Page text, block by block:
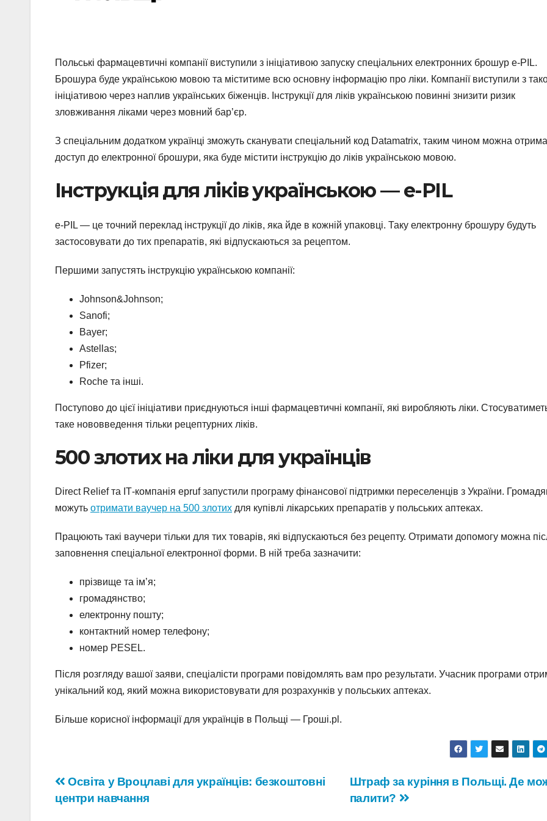
Польські фармацевтичні компанії виступили з ініціативою запуску спеціальних електронних брошур e-PIL.
Брошура буде українською мовою та міститиме всю основну інформацію про ліки. Компанії виступили з
ініціативою через наплив українських біженців. Інструкції для ліків українською повинні знизити ризик
зловживання ліками через мовний бар’єр.
З спеціальним додатком українці зможуть сканувати спеціальний код Datamatrix, таким чином можна
доступ до електронної брошури, яка буде містити інструкцію до ліків українською мовою.
Інструкція для ліків українською — e-PIL
e-PIL — це точний переклад інструкції до ліків, яка йде в кожній упаковці. Таку електронну брошуру будуть
застосовувати до тих препаратів, які відпускаються за рецептом.
Першими запустять інструкцію українською компанії:
Johnson&Johnson;
Sanofi;
Bayer;
Astellas;
Pfizer;
Roche та інші.
Поступово до цієї ініціативи приєднуються інші фармацевтичні компанії, які виробляють ліки.
таке нововведення тільки рецептурних ліків.
500 злотих на ліки для українців
Direct Relief та ІТ-компанія epruf запустили програму фінансової підтримки переселенців з України.
можуть отримати ваучер на 500 злотих для купівлі лікарських препаратів у польських аптеках.
Працюють такі ваучери тільки для тих товарів, які відпускаються без рецепту. Отримати допомогу можна
заповнення спеціальної електронної форми. В ній треба зазначити:
прізвище та ім’я;
громадянство;
електронну пошту;
контактний номер телефону;
номер PESEL.
Після розгляду вашої заяви, спеціалісти програми повідомлять вам про результати. Учасник програми
унікальний код, який можна використовувати для розрахунків у польських аптеках.
Більше корисної інформації для українців в Польщі — Гроші.pl.
Навігація
записів
Штраф за куріння в Польщі. Де
палити?
Освіта у Вроцлаві для українців: безкоштовні
центри навчання